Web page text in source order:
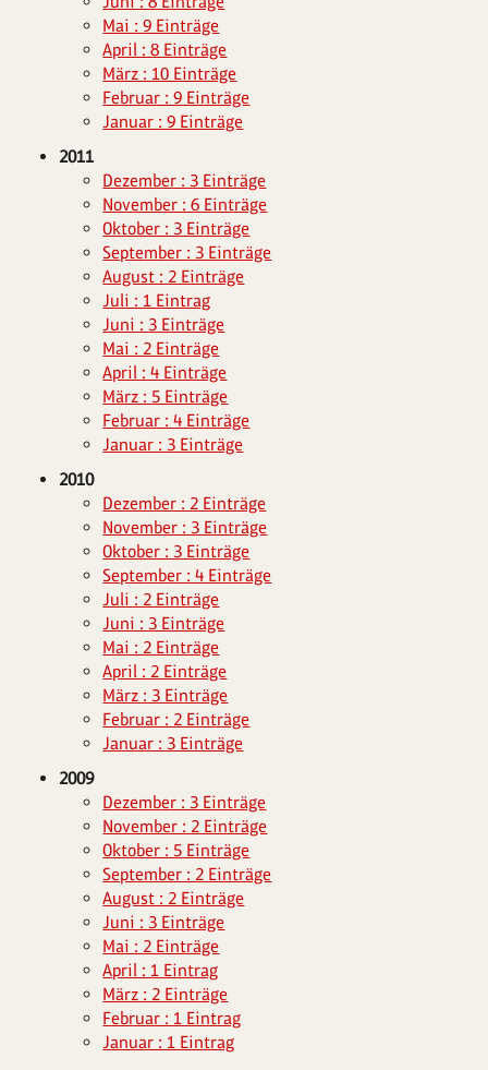
Mai : 9 Einträge
April : 8 Einträge
März : 10 Einträge
Februar : 9 Einträge
Januar : 9 Einträge
2011
Dezember : 3 Einträge
November : 6 Einträge
Oktober : 3 Einträge
September : 3 Einträge
August : 2 Einträge
Juli : 1 Eintrag
Juni : 3 Einträge
Mai : 2 Einträge
April : 4 Einträge
März : 5 Einträge
Februar : 4 Einträge
Januar : 3 Einträge
2010
Dezember : 2 Einträge
November : 3 Einträge
Oktober : 3 Einträge
September : 4 Einträge
Juli : 2 Einträge
Juni : 3 Einträge
Mai : 2 Einträge
April : 2 Einträge
März : 3 Einträge
Februar : 2 Einträge
Januar : 3 Einträge
2009
Dezember : 3 Einträge
November : 2 Einträge
Oktober : 5 Einträge
September : 2 Einträge
August : 2 Einträge
Juni : 3 Einträge
Mai : 2 Einträge
April : 1 Eintrag
März : 2 Einträge
Februar : 1 Eintrag
Januar : 1 Eintrag